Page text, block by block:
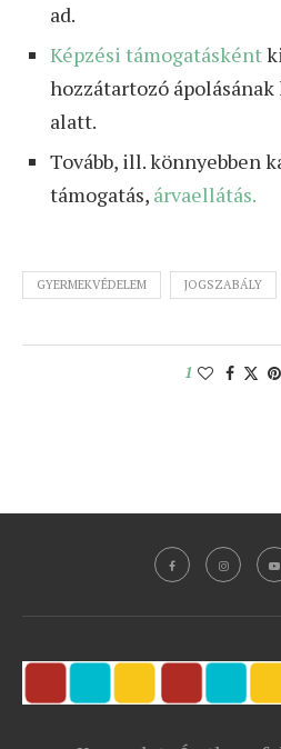
ad.
Képzési támogatásként
hozzátartozó
alatt.
Tovább, ill. könnyebben
támogatás, árvaellátás.
GYERMEKVÉDELEM JOGSZABÁLY
1